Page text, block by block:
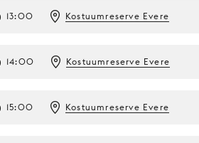
13:00 Kostuumreserve Evere
14:00 Kostuumreserve Evere
15:00 Kostuumreserve Evere